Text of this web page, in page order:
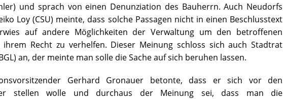
und sprach von einen Denunziation des Bauherrn. Auch Neudorfs
Loy (CSU) meinte, dass solche Passagen nicht in einen Beschlusstext
auf andere Möglichkeiten der Verwaltung um den betroffenen
ihrem Recht zu verhelfen. Dieser Meinung schloss sich auch Stadtrat
an, der meinte man solle die Sache auf sich beruhen lassen.
Gerhard Gronauer betonte, dass er sich vor den
stellen wolle und durchaus der Meinung sei, dass man die